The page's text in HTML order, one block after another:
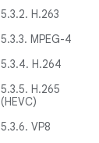
5.3.2. H.263
5.3.3. MPEG-4
5.3.4. H.264
5.3.5. H.265
(HEVC)
5.3.6. VP8